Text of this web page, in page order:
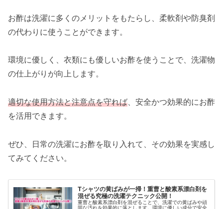
お酢は洗濯に多くのメリットをもたらし、柔軟剤や防臭剤
の代わりに使うことができます。
環境に優しく、衣類にも優しいお酢を使うことで、洗濯物
の仕上がりが向上します。
適切な使用方法と注意点を守れば、安全かつ効果的にお酢
を活用できます。
ぜひ、日常の洗濯にお酢を取り入れて、その効果を実感し
てみてください。
Tシャツの黄ばみが一掃！重曹と酸素系漂白剤を
混ぜる究極の洗濯テクニック公開！
重曹と酸素系漂白剤を混ぜることで、洗濯での黄ばみや頑
固な汚れを効果的に落とします。環境に優しい成分で安全